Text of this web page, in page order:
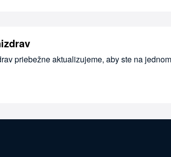
priebežne aktualizujeme, aby ste na